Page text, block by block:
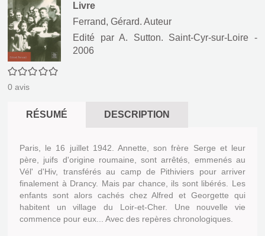
0/5
0 avis
Livre
Ferrand, Gérard. Auteur
Edité parA. Sutton. Saint-Cyr-sur-Loire -
2006
RÉSUMÉ DESCRIPTION
Paris, le 16 juillet 1942. Annette, son frère Serge et leur
père, juifs d'origine roumaine, sont arrêtés, emmenés au
Vél' d'Hiv, transférés au camp de Pithiviers pour arriver
finalement à Drancy. Mais par chance, ils sont libérés. Les
enfants sont alors cachés chez Alfred et Georgette qui
habitent un village du Loir-et-Cher. Une nouvelle vie
commence pour eux... Avec des repères chronologiques.